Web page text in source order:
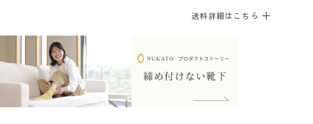
送料詳細はこちら